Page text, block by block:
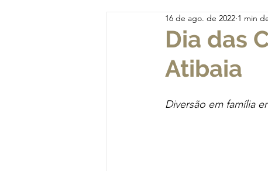
Dia das
Atibaia
16 de ago. de 2022 1 min
Diversão em família